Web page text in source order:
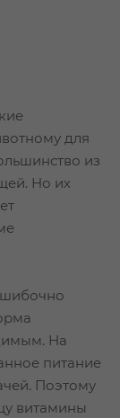
для
из
Но их
На
питание
Поэтому
витамины